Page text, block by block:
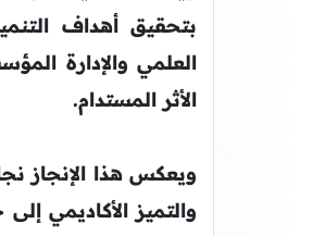
بتحقيق أهداف
العلمي والإدارة
الأثر المستدام.
ويعكس هذا الإنجاز
والتميز الأكاديمي